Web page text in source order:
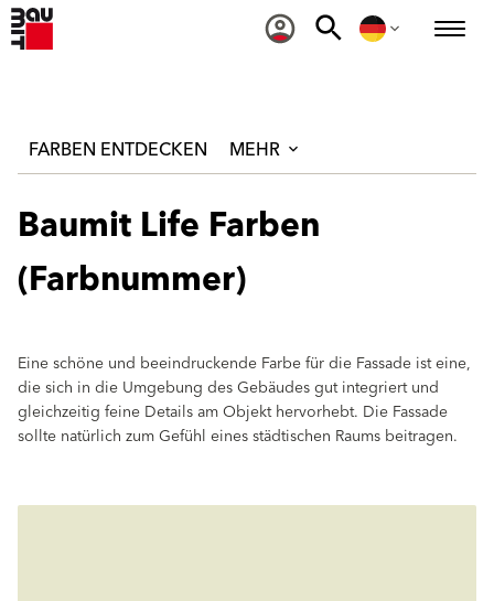
FARBEN ENTDECKEN MEHR
Baumit Life Farben
(Farbnummer)
Eine schöne und beeindruckende Farbe für die Fassade ist eine,
die sich in die Umgebung des Gebäudes gut integriert und
gleichzeitig feine Details am Objekt hervorhebt. Die Fassade
sollte natürlich zum Gefühl eines städtischen Raums beitragen.